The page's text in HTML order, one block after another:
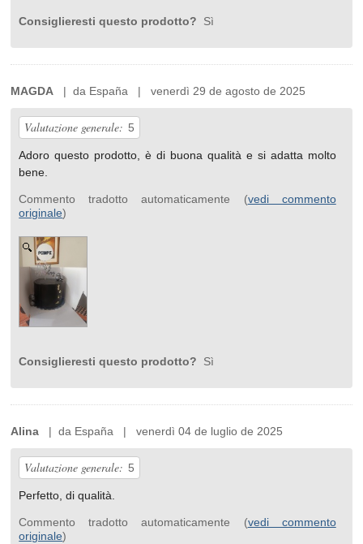
Consiglieresti questo prodotto? Sì
MAGDA | da España | venerdì 29 de agosto de 2025
Valutazione generale: 5
Adoro questo prodotto, è di buona qualità e si adatta molto
bene.
Commento tradotto automaticamente (vedi commento
originale)
Consiglieresti questo prodotto? Sì
Alina | da España | venerdì 04 de luglio de 2025
Valutazione generale: 5
Perfetto, di qualità.
Commento tradotto automaticamente (vedi commento
originale)